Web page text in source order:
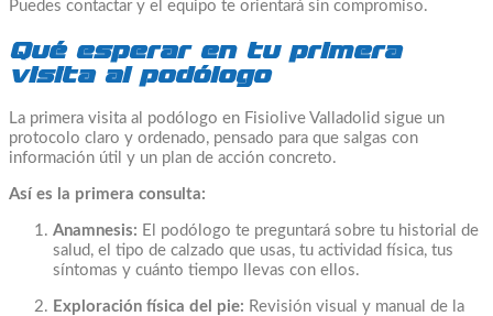
Puedes contactar y el equipo te orientará sin compromiso.
Qué esperar en tu primera
visita al podólogo
La primera visita al podólogo en Fisiolive Valladolid sigue un
protocolo claro y ordenado, pensado para que salgas con
información útil y un plan de acción concreto.
Así es la primera consulta:
Anamnesis: El podólogo te preguntará sobre tu historial de
salud, el tipo de calzado que usas, tu actividad física, tus
síntomas y cuánto tiempo llevas con ellos.
Exploración física del pie: Revisión visual y manual de la